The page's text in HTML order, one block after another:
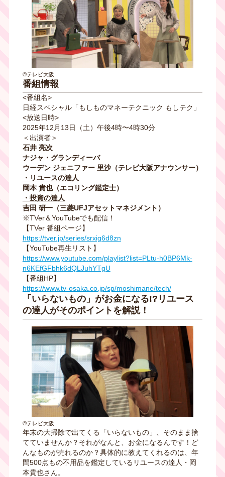
©テレビ大阪
番組情報
<番組名>
日経スペシャル「もしものマネーテクニック もしテク」
<放送日時>
2025年12月13日（土）午後4時〜4時30分
＜出演者＞
石井 亮次
ナジャ・グランディーバ
ウーデン ジェニファー 里沙（テレビ大阪アナウンサー）
・リユースの達人
岡本 貴也（エコリング鑑定士）
・投資の達人
吉田 研一（三菱UFJアセットマネジメント）
※TVer＆YouTubeでも配信！
【TVer 番組ページ】
https://tver.jp/series/srxig6d8zn
【YouTube再生リスト】
https://www.youtube.com/playlist?list=PLtu-h0BP6Mk-
n6KEfGFbhk6dQLJuhYTgU
【番組HP】
https://www.tv-osaka.co.jp/sp/moshimane/tech/
「いらないもの」がお金になる!?リユース
の達人がそのポイントを解説！
©テレビ大阪
年末の大掃除で出てくる「いらないもの」、そのまま捨
てていませんか？それがなんと、お金になるんです！ど
んなものが売れるのか？具体的に教えてくれるのは、年
間500点もの不用品を鑑定しているリユースの達人・岡
本貴也さん。